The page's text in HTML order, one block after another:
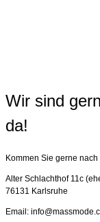
Wir sind
da!
Kommen Sie gerne
Alter Schlachthof 11c
76131 Karlsruhe
Email: